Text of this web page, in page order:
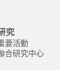
究
要活動
合研究中心